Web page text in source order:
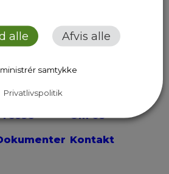
5. sal
S
Om os
Kontakt
alle Afvis alle
samtykke
Privatlivspolitik